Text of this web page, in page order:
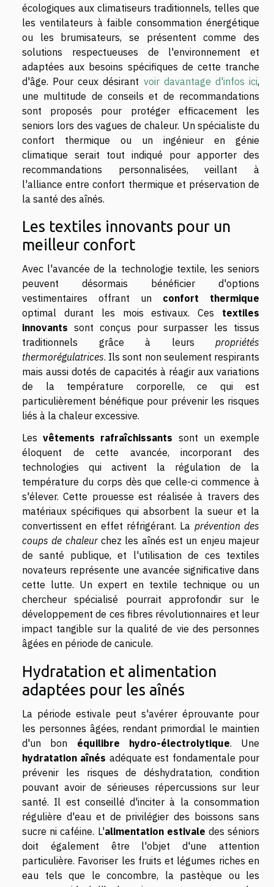
écologiques aux climatiseurs traditionnels, telles que
les ventilateurs à faible consommation énergétique
ou les brumisateurs, se présentent comme des
solutions respectueuses de l'environnement et
adaptées aux besoins spécifiques de cette tranche
d'âge. Pour ceux désirant voir davantage d'infos ici,
une multitude de conseils et de recommandations
sont proposés pour protéger efficacement les
seniors lors des vagues de chaleur. Un spécialiste du
confort thermique ou un ingénieur en génie
climatique serait tout indiqué pour apporter des
recommandations personnalisées, veillant à
l'alliance entre confort thermique et préservation de
la santé des aînés.
Les textiles innovants pour un
meilleur confort
Avec l'avancée de la technologie textile, les seniors
peuvent désormais bénéficier d'options
vestimentaires offrant un confort thermique
optimal durant les mois estivaux. Ces textiles
innovants sont conçus pour surpasser les tissus
traditionnels grâce à leurs propriétés
thermorégulatrices. Ils sont non seulement respirants
mais aussi dotés de capacités à réagir aux variations
de la température corporelle, ce qui est
particulièrement bénéfique pour prévenir les risques
liés à la chaleur excessive.
Lesvêtements rafraîchissants sont un exemple
éloquent de cette avancée, incorporant des
technologies qui activent la régulation de la
température du corps dès que celle-ci commence à
s'élever. Cette prouesse est réalisée à travers des
matériaux spécifiques qui absorbent la sueur et la
convertissent en effet réfrigérant. La prévention des
coups de chaleurchez les aînés est un enjeu majeur
de santé publique, et l'utilisation de ces textiles
novateurs représente une avancée significative dans
cette lutte. Un expert en textile technique ou un
chercheur spécialisé pourrait approfondir sur le
développement de ces fibres révolutionnaires et leur
impact tangible sur la qualité de vie des personnes
âgées en période de canicule.
Hydratation et alimentation
adaptées pour les aînés
La période estivale peut s'avérer éprouvante pour
les personnes âgées, rendant primordial le maintien
d'un bon équilibre hydro-électrolytique. Une
hydratation aînés adéquate est fondamentale pour
prévenir les risques de déshydratation, condition
pouvant avoir de sérieuses répercussions sur leur
santé. Il est conseillé d'inciter à la consommation
régulière d'eau et de privilégier des boissons sans
sucre ni caféine. L'alimentation estivale des séniors
doit également être l'objet d'une attention
particulière. Favoriser les fruits et légumes riches en
eau tels que le concombre, la pastèque ou les